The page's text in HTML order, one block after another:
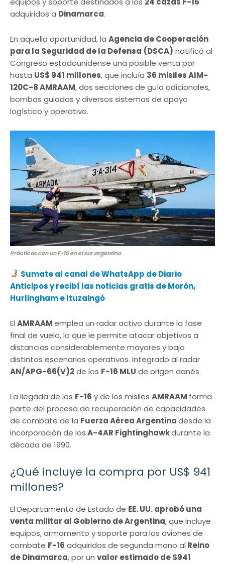
adquiridos a Dinamarca.
En aquella oportunidad, la Agencia de Cooperación
para la Seguridad de la Defensa (DSCA) notificó al
Congreso estadounidense una posible venta por
hasta US$ 941 millones, que incluía 36 misiles AIM-
120C-8 AMRAAM, dos secciones de guía adicionales,
bombas guiadas y diversos sistemas de apoyo
logístico y operativo.
Prácticas con un F-16 en el sur argentino
Sumate al canal de WhatsApp de Diario
Anticipos y recibí las noticias gratis de Morón,
Hurlingham e Ituzaingó
El AMRAAMemplea un radar activo durante la fase
final de vuelo, lo que le permite atacar objetivos a
distancias considerablemente mayores y bajo
distintos escenarios operativos. Integrado al radar
AN/APG-66(V)2de los F-16 MLU de origen danés.
La llegada de los F-16 y de los misiles AMRAAM forma
parte del proceso de recuperación de capacidades
de combate de la Fuerza Aérea Argentinadesde la
incorporación de losA-4AR Fightinghawkdurante la
década de 1990.
¿Qué incluye la compra por US$ 941
millones?
El Departamento de Estado de EE. UU. aprobó una
venta militar al Gobierno de Argentina, que incluye
equipos, armamento y soporte para los aviones de
combate F-16 adquiridos de segunda mano al Reino
de Dinamarca, por un valor estimado de $941